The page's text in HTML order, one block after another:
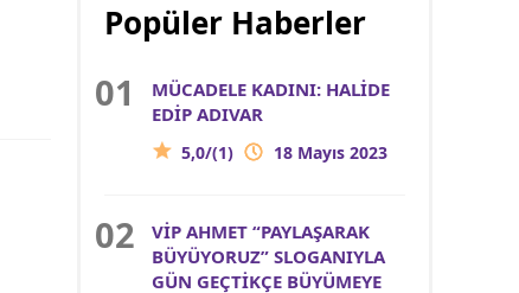
Popüler Haberler
MÜCADELE KADINI: HALİDE
EDİP ADIVAR
5,0/(1) 18 Mayıs 2023
VİP AHMET “PAYLAŞARAK
BÜYÜYORUZ” SLOGANIYLA
GÜN GEÇTİKÇE BÜYÜMEYE